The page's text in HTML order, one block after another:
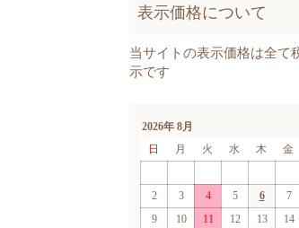
2026年 8月
日
月 火 水 木 金
2
3 4 5 6 7
9
10 11 12 13 14